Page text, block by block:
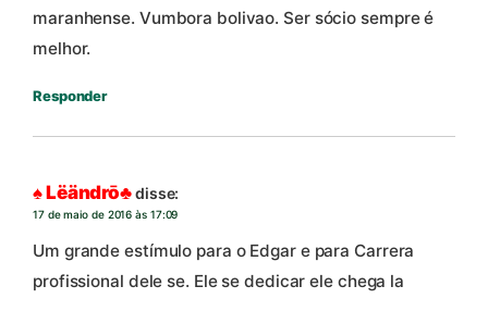
maranhense. Vumbora bolivao. Ser sócio sempre é
melhor.
Responder
♠ Lëändrō♣disse:
17 de maio de 2016 às 17:09
Um grande estímulo para o Edgar e para Carrera
profissional dele se. Ele se dedicar ele chega la